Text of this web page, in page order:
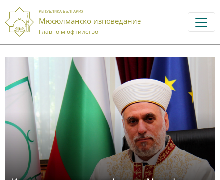
РЕПУБЛИКА БЪЛГАРИЯ
Мюсюлманско изповедание
Главно мюфтийство